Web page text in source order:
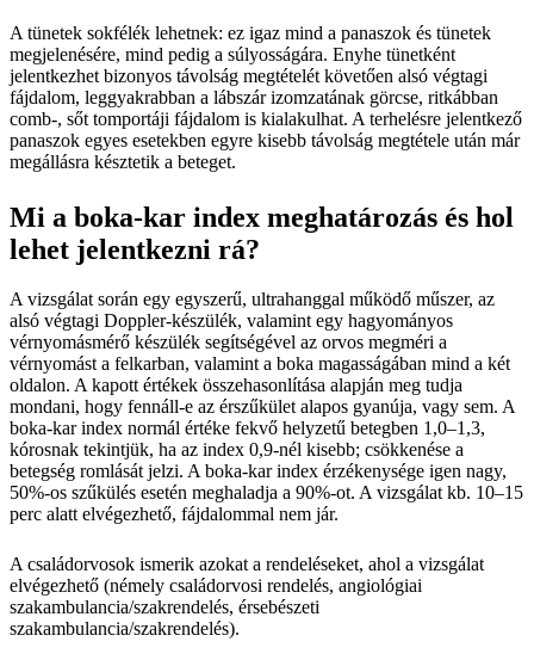
A tünetek sokfélék lehetnek: ez igaz mind a panaszok és tünetek
megjelenésére, mind pedig a súlyosságára. Enyhe tünetként
jelentkezhet bizonyos távolság megtételét követően alsó végtagi
fájdalom, leggyakrabban a lábszár izomzatának görcse, ritkábban
comb-, sőt tomportáji fájdalom is kialakulhat. A terhelésre jelentkező
panaszok egyes esetekben egyre kisebb távolság megtétele után már
megállásra késztetik a beteget.
Mi a boka-kar index meghatározás és hol
lehet jelentkezni rá?
A vizsgálat során egy egyszerű, ultrahanggal működő műszer, az
alsó végtagi Doppler-készülék, valamint egy hagyományos
vérnyomásmérő készülék segítségével az orvos megméri a
vérnyomást a felkarban, valamint a boka magasságában mind a két
oldalon. A kapott értékek összehasonlítása alapján meg tudja
mondani, hogy fennáll-e az érszűkület alapos gyanúja, vagy sem. A
boka-kar index normál értéke fekvő helyzetű betegben 1,0–1,3,
kórosnak tekintjük, ha az index 0,9-nél kisebb; csökkenése a
betegség romlását jelzi. A boka-kar index érzékenysége igen nagy,
50%-os szűkülés esetén meghaladja a 90%-ot. A vizsgálat kb. 10–15
perc alatt elvégezhető, fájdalommal nem jár.
A családorvosok ismerik azokat a rendeléseket, ahol a vizsgálat
elvégezhető (némely családorvosi rendelés, angiológiai
szakambulancia/szakrendelés, érsebészeti
szakambulancia/szakrendelés).